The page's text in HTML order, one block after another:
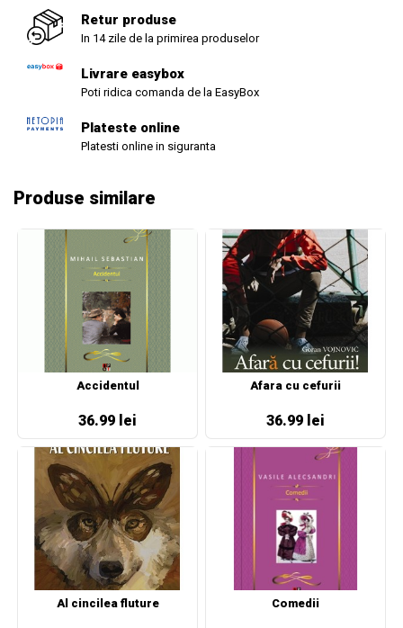
Retur produse
In 14 zile de la primirea produselor
Livrare easybox
Poti ridica comanda de la EasyBox
Plateste online
Platesti online in siguranta
Produse similare
Accidentul
36.99 lei
Afara cu cefurii
36.99 lei
Al cincilea fluture Comedii